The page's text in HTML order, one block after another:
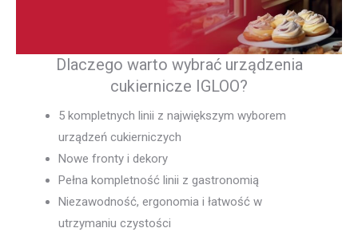
Dlaczego warto wybrać urządzenia
cukiernicze IGLOO?
5 kompletnych linii z największym wyborem
urządzeń cukierniczych
Nowe fronty i dekory
Pełna kompletność linii z gastronomią
Niezawodność, ergonomia i łatwość w
utrzymaniu czystości